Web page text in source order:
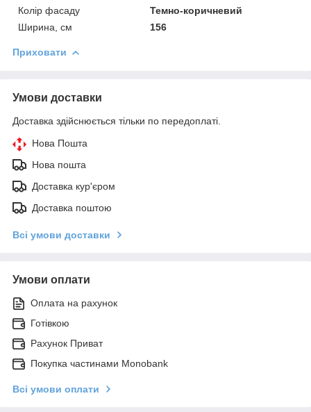
Колір фасаду
Темно-коричневий
Ширина, см
156
Приховати
Умови доставки
Доставка здійснюється тільки по передоплаті.
Нова Пошта
Нова пошта
Доставка кур'єром
Доставка поштою
Всі умови доставки
Умови оплати
Оплата на рахунок
Готівкою
Рахунок Приват
Покупка частинами Monobank
Всі умови оплати